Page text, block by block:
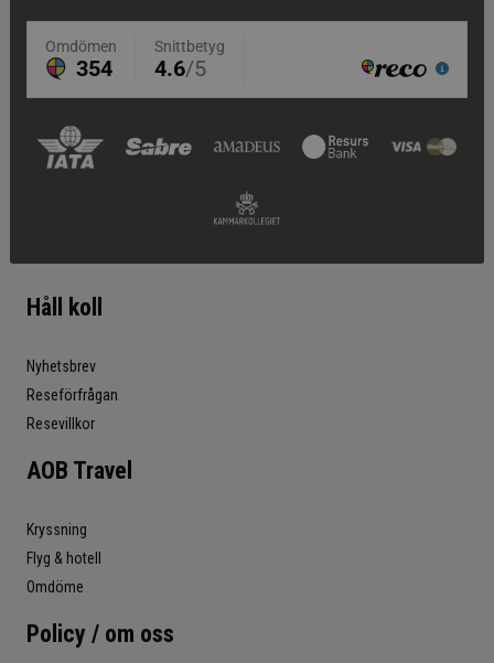
Håll koll
Nyhetsbrev
Reseförfrågan
Resevillkor
AOB Travel
Kryssning
Flyg & hotell
Omdöme
Policy / om oss